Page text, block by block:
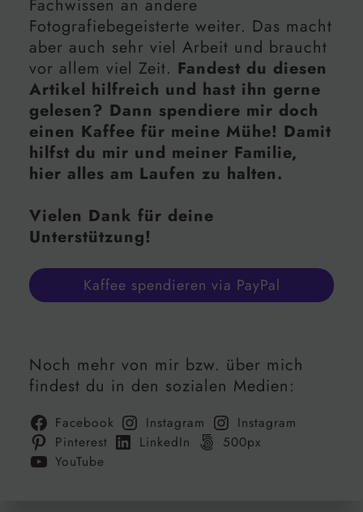
Fachwissen an andere
Fotografiebegeisterte weiter. Das macht
aber auch sehr viel Arbeit und braucht
vor allem viel Zeit. Fandest du diesen
Artikel hilfreich und hast ihn gerne
gelesen? Dann spendiere mir doch
einen Kaffee für meine Mühe! Damit
hilfst du mir und meiner Familie,
hier alles am Laufen zu halten.
Vielen Dank für deine
Unterstützung!
Kaffee spendieren via PayPal
Noch mehr von mir bzw. über mich
findest du in den sozialen Medien:
Facebook Instagram
Instagram
Pinterest
LinkedIn
500px
YouTube